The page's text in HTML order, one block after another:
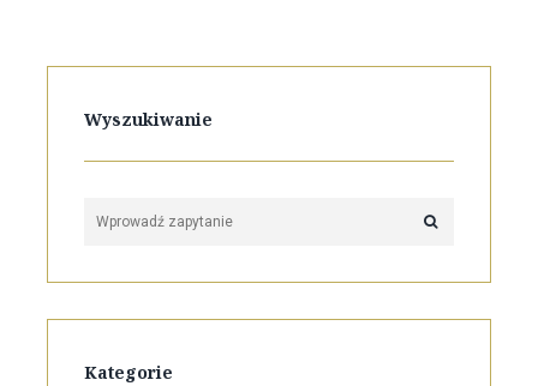
Wyszukiwanie
Kategorie